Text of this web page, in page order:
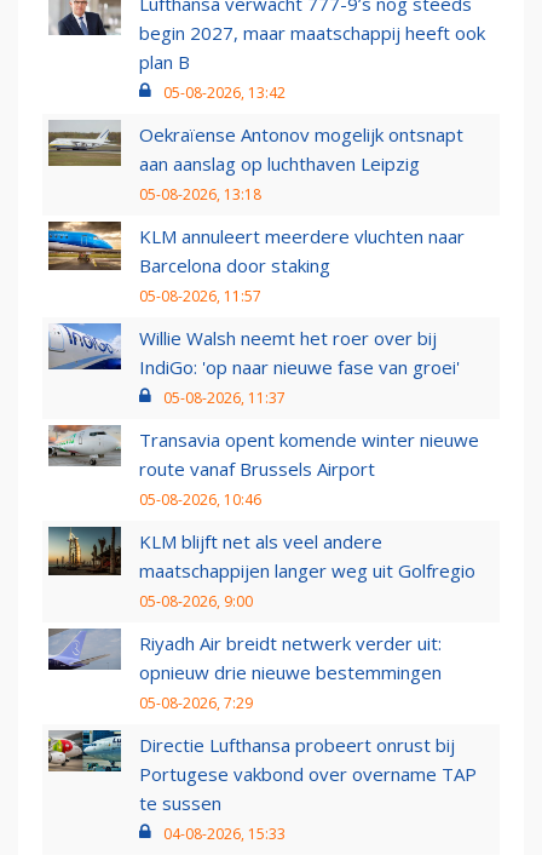
begin 2027, maar maatschappij heeft ook
plan B
05-08-2026, 13:42
Oekraïense Antonov mogelijk ontsnapt
aan aanslag op luchthaven Leipzig
05-08-2026, 13:18
KLM annuleert meerdere vluchten naar
Barcelona door staking
05-08-2026, 11:57
Willie Walsh neemt het roer over bij
IndiGo: 'op naar nieuwe fase van groei'
05-08-2026, 11:37
Transavia opent komende winter nieuwe
route vanaf Brussels Airport
05-08-2026, 10:46
KLM blijft net als veel andere
maatschappijen langer weg uit Golfregio
05-08-2026, 9:00
Riyadh Air breidt netwerk verder uit:
opnieuw drie nieuwe bestemmingen
05-08-2026, 7:29
Directie Lufthansa probeert onrust bij
Portugese vakbond over overname TAP
te sussen
04-08-2026, 15:33